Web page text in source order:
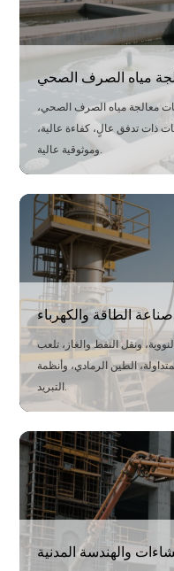
مياه الصرف الصحي
معالجة مياه الصرف الصحي،
ذات تدفق عالٍ، كفاءة عالية،
وموثوقية عالية.
الحل
للانسداد يسمح بالنقل الفعال
وألياف، مما يجعلها تستخدم
صناعة الطاقة والكهرباء
ونقل النفط والغاز، تلعب
الطين الرمادي، وأنظمة
التبريد.
الحل
الضغط العالي، والتدفق
مما يعزز سلامة وموثوقية
والهندسة المدنية